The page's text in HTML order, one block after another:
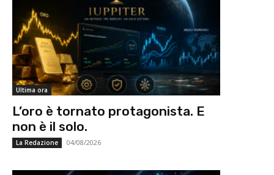
Ultima ora
L’oro è tornato protagonista. E
non è il solo.
La Redazione 04/08/2026